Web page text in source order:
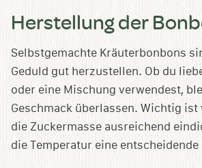
Herstellung der
Selbstgemachte Kräuterbonbons
Geduld gut herzustellen. Ob du
oder eine Mischung verwendest,
Geschmack überlassen. Wichtig ist
die Zuckermasse ausreichend
die Temperatur eine entscheidende